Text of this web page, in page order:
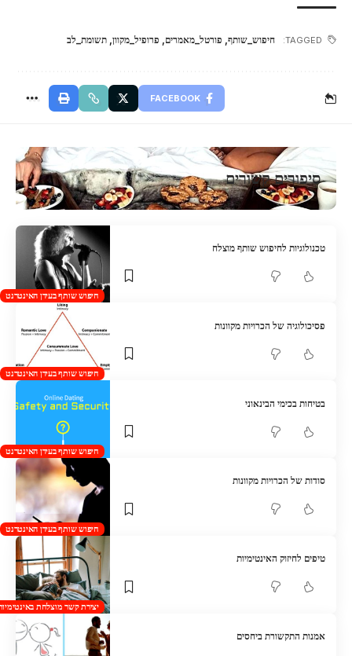
TAGGED: חיפוש_שותף,פורטל_מאמרים,פרופיל_מקוון,תשומת_לב
FACEBOOK
סיפורים קשורים
חיפוש שותף בעידן האינטרנט
טכנולוגיות לחיפוש שותף מוצלח
חיפוש שותף בעידן האינטרנט
פסיכולוגיה של הכרויות מקוונות
חיפוש שותף בעידן האינטרנט
בטיחות בכימי הבינאוני
חיפוש שותף בעידן האינטרנט
סודות של הכרויות מקוונות
יצירת קשר מוצלחת באינטימיות
טיפים לחיזוק האינטימיות
אמנות התקשורת ביחסים